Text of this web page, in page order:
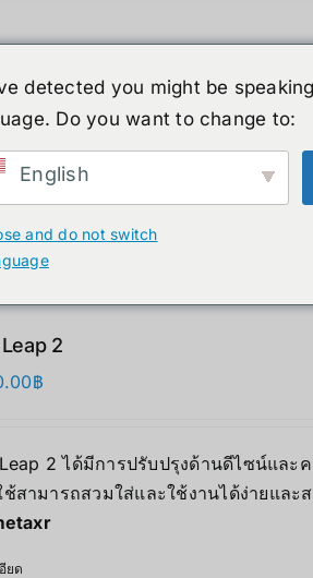
2
฿
2 ได้มีการปรับปรุงด้านดีไซน์และ
ช้สามารถสวมใส่และใช้งานได้ง่ายและ
ยด
detected you might be
Do you want to change to:
English
and do not switch